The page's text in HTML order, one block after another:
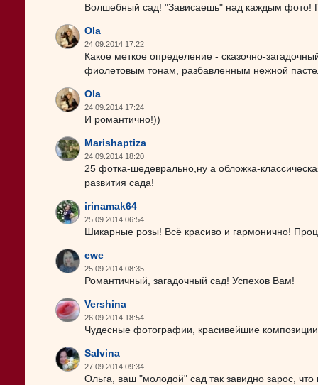
Волшебный сад! "Зависаешь" над каждым фото!
Ola
24.09.2014 17:22
Какое меткое определение - сказочно-
фиолетовым тонам, разбавленным нежной
Ola
24.09.2014 17:24
И романтично!))
Marishaptiza
24.09.2014 18:20
25 фотка-шедеврально,ну а обложка-
развития сада!
irinamak64
25.09.2014 06:54
Шикарные розы! Всё красиво и гармонично!
ewe
25.09.2014 08:35
Романтичный, загадочный сад! Успехов Вам!
Vershina
26.09.2014 18:54
Чудесные фотографии, красивейшие
Salvina
27.09.2014 09:34
Ольга, ваш "молодой" сад так завидно зарос,